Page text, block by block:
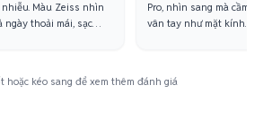
Màu Zeiss nhìn
ngày thoải mái, sạc
Pro, nhìn sang mà cầm êm
vân tay như mặt kính. Máy
hoặc kéo sang để xem thêm đánh giá